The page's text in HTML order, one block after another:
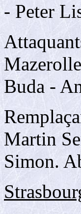
- Peter
Buda -
Martin
Simon.